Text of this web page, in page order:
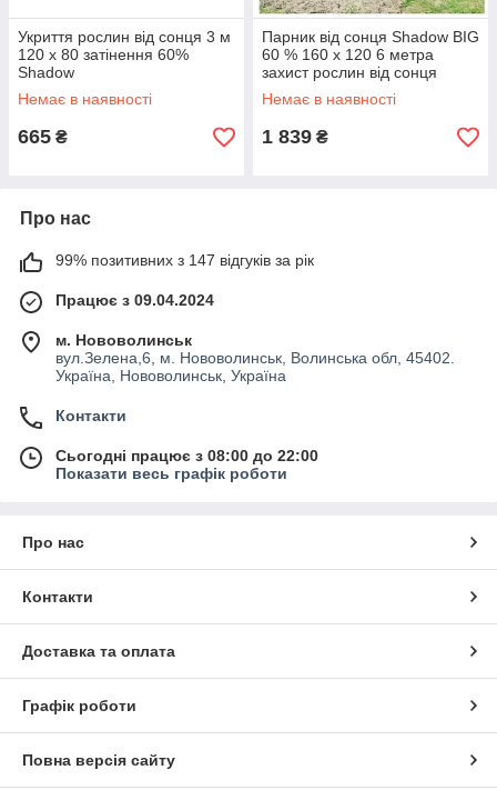
Укриття рослин від сонця 3 м
120 х 80 затінення 60%
Shadow
Немає в наявності
665 ₴
Парник від сонця Shadow BIG
60 % 160 x 120 6 метра
захист рослин від сонця
Немає в наявності
1 839 ₴
Про нас
99% позитивних з 147 відгуків за рік
Працює з 09.04.2024
м. Нововолинськ
вул.Зелена,6, м. Нововолинськ, Волинська обл, 45402.
Україна, Нововолинськ, Україна
Контакти
Сьогодні працює з 08:00 до 22:00
Показати весь графік роботи
Про нас
Контакти
Доставка та оплата
Графік роботи
Повна версія сайту